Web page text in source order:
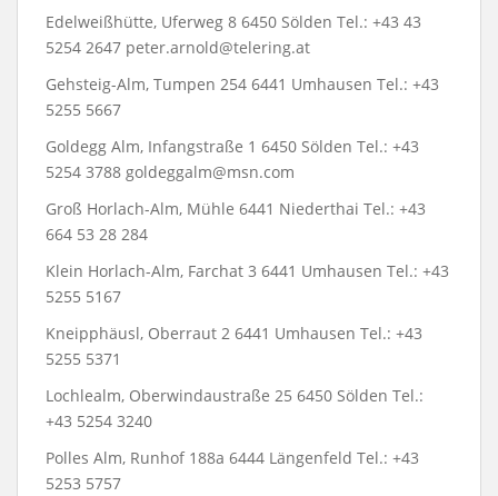
Edelweißhütte, Uferweg 8 6450 Sölden Tel.: +43 43
5254 2647 peter.arnold@telering.at
Gehsteig-Alm, Tumpen 254 6441 Umhausen Tel.: +43
5255 5667
Goldegg Alm, Infangstraße 1 6450 Sölden Tel.: +43
5254 3788 goldeggalm@msn.com
Groß Horlach-Alm, Mühle 6441 Niederthai Tel.: +43
664 53 28 284
Klein Horlach-Alm, Farchat 3 6441 Umhausen Tel.: +43
5255 5167
Kneipphäusl, Oberraut 2 6441 Umhausen Tel.: +43
5255 5371
Lochlealm, Oberwindaustraße 25 6450 Sölden Tel.:
+43 5254 3240
Polles Alm, Runhof 188a 6444 Längenfeld Tel.: +43
5253 5757